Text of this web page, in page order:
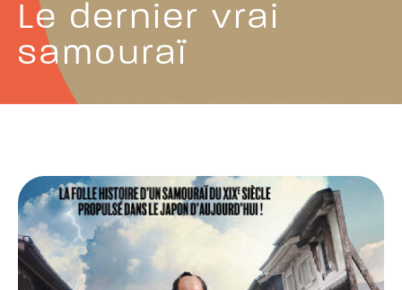
Le dernier vrai
samouraï